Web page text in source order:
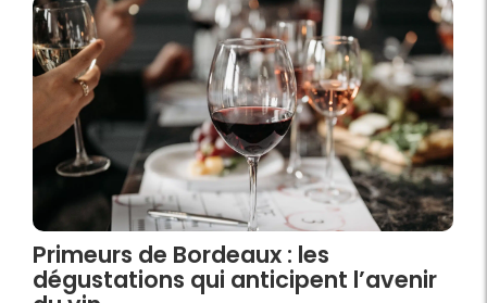
Primeurs de Bordeaux : les
dégustations qui anticipent l’avenir